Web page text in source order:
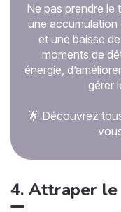
Ne pas prendre le
une accumulation
et une baisse
moments de
énergie,
gérer
🌟 Découvrez
4. Attraper